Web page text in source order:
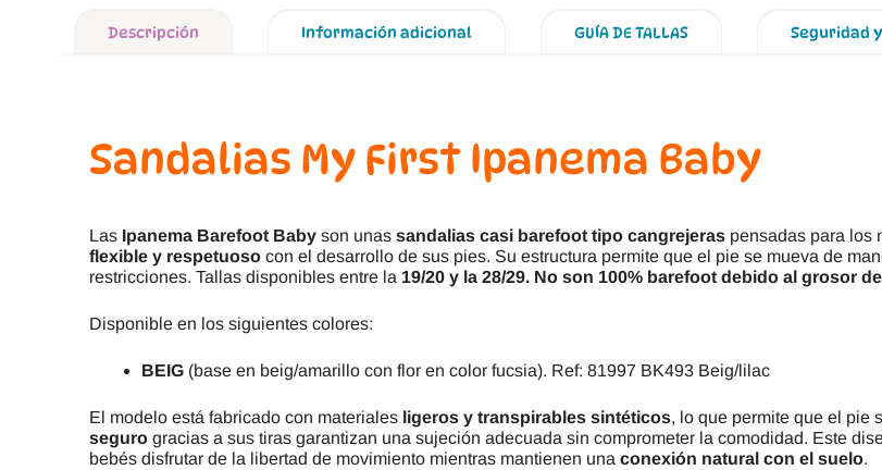
Descripción Información adicional GUÍA DE TALLAS Seguridad
Sandalias My First Ipanema Baby
Las Ipanema Barefoot Baby son unas sandalias casi barefoot tipo cangrejeras pensadas para los
flexible y respetuoso con el desarrollo de sus pies. Su estructura permite que el pie se mueva de
restricciones. Tallas disponibles entre la 19/20 y la 28/29. No son 100% barefoot debido al grosor
Disponible en los siguientes colores:
BEIG (base en beig/amarillo con flor en color fucsia). Ref: 81997 BK493 Beig/lilac
El modelo está fabricado con materiales ligeros y transpirables sintéticos, lo que permite que el pie
seguro gracias a sus tiras garantizan una sujeción adecuada sin comprometer la comodidad. Este
bebés disfrutar de la libertad de movimiento mientras mantienen una conexión natural con el suelo.